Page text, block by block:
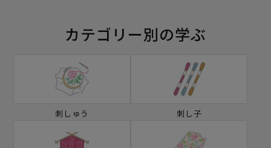
カテゴリー別の学ぶ
刺しゅう 刺し子